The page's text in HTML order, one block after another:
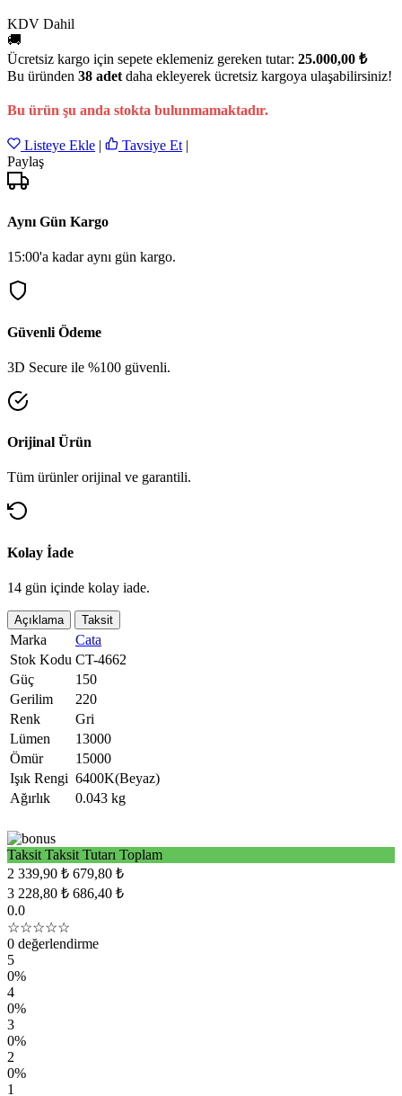
KDV Dahil
🚚
Ücretsiz kargo için sepete eklemeniz gereken tutar: 25.000,00 ₺
Bu üründen 38 adet daha ekleyerek ücretsiz kargoya ulaşabilirsiniz!
Bu ürün şu anda stokta bulunmamaktadır.
Listeye Ekle | Tavsiye Et |
Paylaş
Aynı Gün Kargo
15:00'a kadar aynı gün kargo.
Güvenli Ödeme
3D Secure ile %100 güvenli.
Orijinal Ürün
Tüm ürünler orijinal ve garantili.
Kolay İade
14 gün içinde kolay iade.
Açıklama Taksit
Marka
Cata
Stok Kodu CT-4662
Güç
150
Gerilim
220
Renk
Gri
Lümen
13000
Ömür
15000
Işık Rengi 6400K(Beyaz)
Ağırlık
0.043 kg
Taksit Taksit Tutarı Toplam
2 339,90 ₺ 679,80 ₺
3 228,80 ₺ 686,40 ₺
0.0
☆☆☆☆☆
0 değerlendirme
5
0%
4
0%
3
0%
2
0%
1